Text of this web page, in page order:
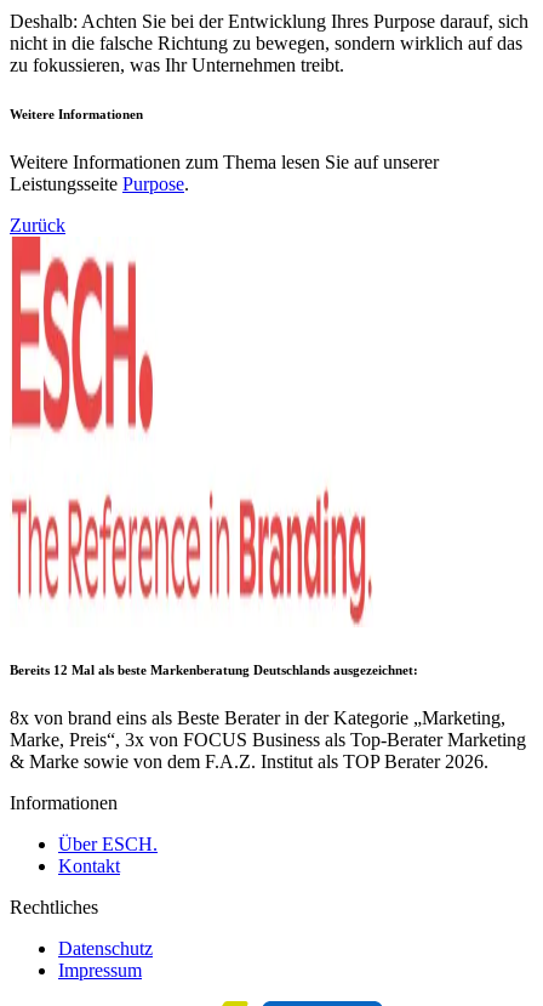
Deshalb: Achten Sie bei der Entwicklung Ihres Purpose darauf, sich
nicht in die falsche Richtung zu bewegen, sondern wirklich auf das
zu fokussieren, was Ihr Unternehmen treibt.
Weitere Informationen
Weitere Informationen zum Thema lesen Sie auf unserer
Leistungsseite Purpose.
Zurück
Bereits 12 Mal als beste Markenberatung Deutschlands ausgezeichnet:
8x von brand eins als Beste Berater in der Kategorie „Marketing,
Marke, Preis“, 3x von FOCUS Business als Top-Berater Marketing
& Marke sowie von dem F.A.Z. Institut als TOP Berater 2026.
Informationen
Über ESCH.
Kontakt
Rechtliches
Datenschutz
Impressum